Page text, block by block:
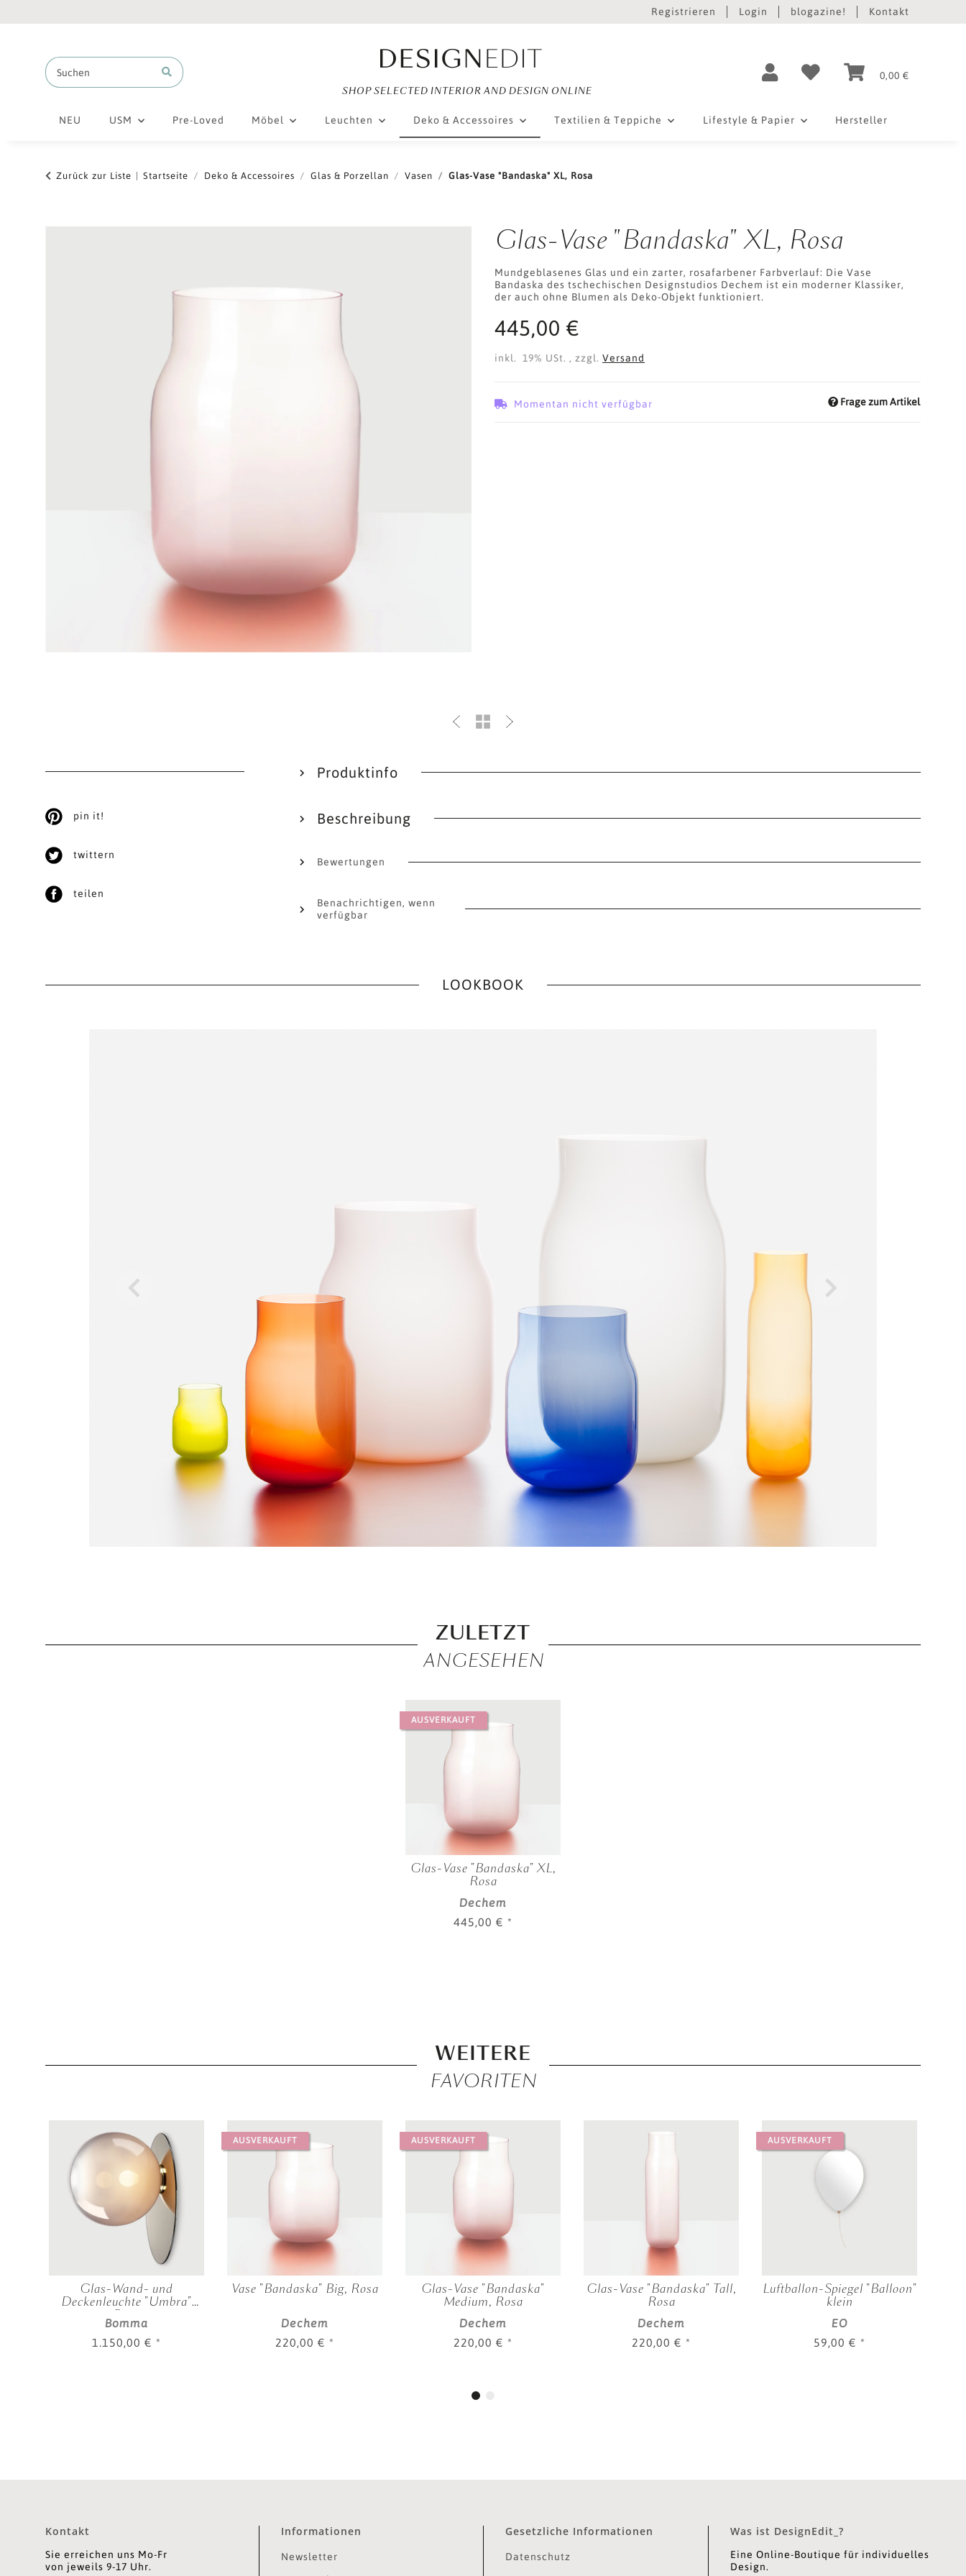
Registrieren Login blogazine! Kontakt
SHOP SELECTED INTERIOR AND DESIGN ONLINE
0,00 €
NEU USM Pre-Loved Möbel Leuchten Deko & Accessoires Textilien & Teppiche Lifestyle & Papier Hersteller
Zurück zur Liste Startseite Deko & Accessoires Glas & Porzellan Vasen Glas-Vase "Bandaska" XL, Rosa
Glas-Vase "Bandaska" XL, Rosa
Mundgeblasenes Glas und ein zarter, rosafarbener Farbverlauf: Die Vase
Bandaska des tschechischen Designstudios Dechem ist ein moderner Klassiker,
der auch ohne Blumen als Deko-Objekt funktioniert.
445,00 €
inkl. 19% USt. , zzgl. Versand
Momentan nicht verfügbar Frage zum Artikel
pin it!
twittern
teilen
Produktinfo
Beschreibung
Bewertungen
Benachrichtigen, wenn
verfügbar
LOOKBOOK
ZULETZT
ANGESEHEN
AUSVERKAUFT
Glas-Vase "Bandaska" XL,
Rosa
Dechem
445,00 € *
WEITERE
FAVORITEN
Glas-Wand- und
Deckenleuchte "Umbra"
Rosa
Bomma
1.150,00 € *
AUSVERKAUFT
Vase "Bandaska" Big, Rosa
Dechem
220,00 € *
AUSVERKAUFT
Glas-Vase "Bandaska"
Medium, Rosa
Dechem
220,00 € *
Glas-Vase "Bandaska" Tall,
Rosa
Dechem
220,00 € *
AUSVERKAUFT
Luftballon-Spiegel "Balloon"
klein
EO
59,00 € *
Kontakt
Sie erreichen uns Mo-Fr
von jeweils 9-17 Uhr.
Informationen
Newsletter
Gesetzliche Informationen
Datenschutz
Was ist DesignEdit_?
Eine Online-Boutique für individuelles
Design.